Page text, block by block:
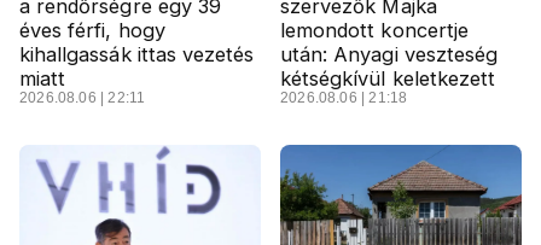
a rendőrségre egy 39
éves férfi, hogy
kihallgassák ittas vezetés
miatt
2026.08.06 | 22:11
szervezők Majka
lemondott koncertje
után: Anyagi veszteség
kétségkívül keletkezett
2026.08.06 | 21:18